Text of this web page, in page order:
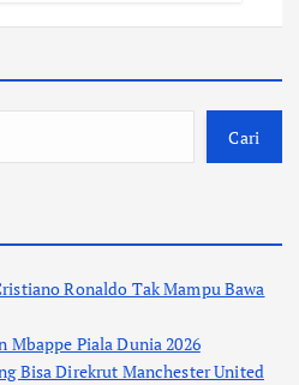
Cari
Ronaldo Tak Mampu Bawa
Mbappe Piala Dunia 2026
Bisa Direkrut Manchester United